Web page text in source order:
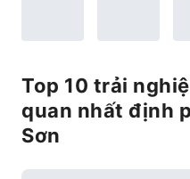
Top 10 trải
quan nhất định
Sơn